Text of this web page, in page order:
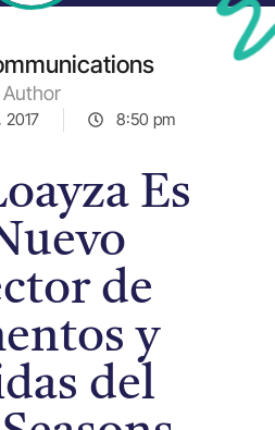
Author
2017 8:50 pm
Es
de
y
del